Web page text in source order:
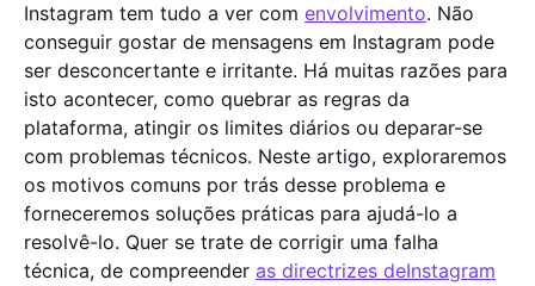
Instagram tem tudo a ver com envolvimento. Não
conseguir gostar de mensagens em Instagram pode
ser desconcertante e irritante. Há muitas razões para
isto acontecer, como quebrar as regras da
plataforma, atingir os limites diários ou deparar-se
com problemas técnicos. Neste artigo, exploraremos
os motivos comuns por trás desse problema e
forneceremos soluções práticas para ajudá-lo a
resolvê-lo. Quer se trate de corrigir uma falha
técnica, de compreender as directrizes deInstagram